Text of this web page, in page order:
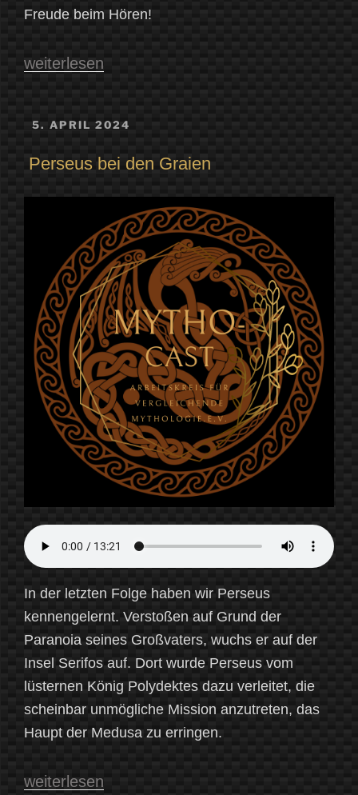
Freude beim Hören!
„Perseus
weiterlesen
VERÖFFENTLICHT
5. APRIL 2024
Perseus bei den Graien
In der letzten Folge haben wir Perseus
kennengelernt. Verstoßen auf Grund der
Paranoia seines Großvaters, wuchs er auf der
Insel Serifos auf. Dort wurde Perseus vom
lüsternen König Polydektes dazu verleitet, die
scheinbar unmögliche Mission anzutreten, das
Haupt der Medusa zu erringen.
„Perseus
weiterlesen